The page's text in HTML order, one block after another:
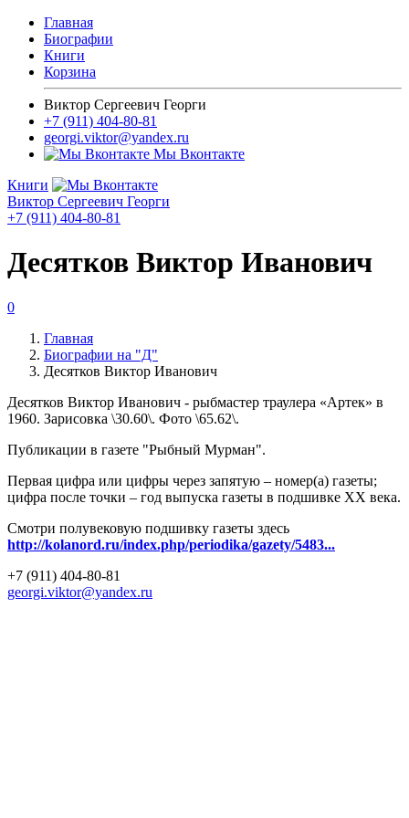
Главная
Биографии
Книги
Корзина
Виктор Сергеевич Георги
+7 (911) 404-80-81
georgi.viktor@yandex.ru
Мы Вконтакте
Книги
Виктор Сергеевич Георги
+7 (911) 404-80-81
Десятков Виктор Иванович
0
Главная
Биографии на "Д"
Десятков Виктор Иванович
Десятков Виктор Иванович - рыбмастер траулера «Артек» в
1960. Зарисовка \30.60\. Фото \65.62\.
Публикации в газете "Рыбный Мурман".
Первая цифра или цифры через запятую – номер(а) газеты;
цифра после точки – год выпуска газеты в подшивке ХХ века.
Смотри полувековую подшивку газеты здесь
http://kolanord.ru/index.php/periodika/gazety/5483...
+7 (911) 404-80-81
georgi.viktor@yandex.ru